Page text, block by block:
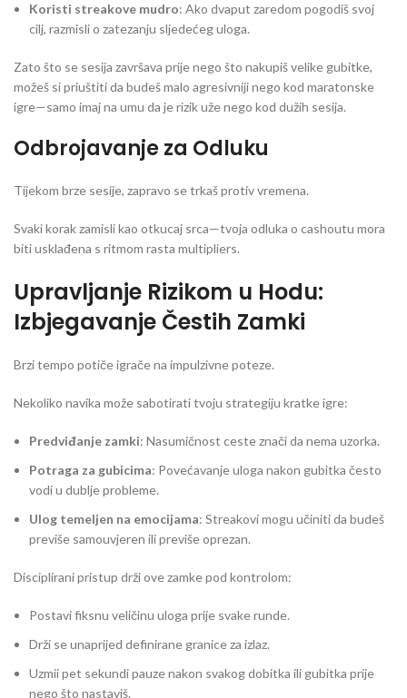
Koristi streakove mudro: Ako dvaput zaredom pogodiš svoj
cilj, razmisli o zatezanju sljedećeg uloga.
Zato što se sesija završava prije nego što nakupiš velike gubitke,
možeš si priuštiti da budeš malo agresivniji nego kod maratonske
igre—samo imaj na umu da je rizik uže nego kod dužih sesija.
Odbrojavanje za Odluku
Tijekom brze sesije, zapravo se trkaš protiv vremena.
Svaki korak zamisli kao otkucaj srca—tvoja odluka o cashoutu mora
biti usklađena s ritmom rasta multipliers.
Upravljanje Rizikom u Hodu:
Izbjegavanje Čestih Zamki
Brzi tempo potiče igrače na impulzivne poteze.
Nekoliko navika može sabotirati tvoju strategiju kratke igre:
Predviđanje zamki: Nasumičnost ceste znači da nema uzorka.
Potraga za gubicima: Povećavanje uloga nakon gubitka često
vodi u dublje probleme.
Ulog temeljen na emocijama: Streakovi mogu učiniti da budeš
previše samouvjeren ili previše oprezan.
Disciplirani pristup drži ove zamke pod kontrolom:
Postavi fiksnu veličinu uloga prije svake runde.
Drži se unaprijed definirane granice za izlaz.
Uzmii pet sekundi pauze nakon svakog dobitka ili gubitka prije
nego što nastaviš.